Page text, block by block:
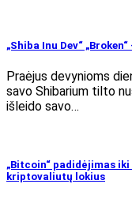
„Shiba Inu Dev“
Praėjus devynioms
savo Shibarium tilto
išleido savo…
„Bitcoin“ padidėjimas iki
kriptovaliutų lokius